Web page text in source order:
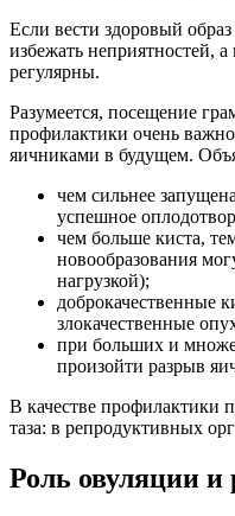
Если вести здоровый
избежать неприятностей,
регулярны.
Разумеется, посещение
профилактики очень
яичниками в будущем.
чем сильнее
успешное
чем больше киста,
новообразования
нагрузкой);
доброкачественные
злокачественные
при больших и
произойти разрыв
В качестве профилактики
таза: в репродуктивных
Роль овуляции